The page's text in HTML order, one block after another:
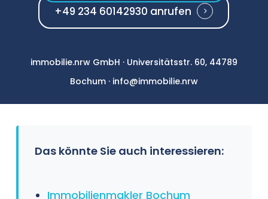
+49 234 60142930 anrufen
immobilie.nrw GmbH · Universitätsstr. 60, 44789
Bochum · info@immobilie.nrw
Das könnte Sie auch interessieren:
Immobilienmakler Bochum